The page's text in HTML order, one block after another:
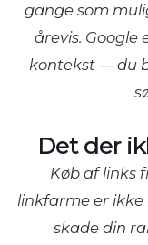
gange som
årevis.
kontekst — du
Det der
Køb af links
linkfarme er
skade din